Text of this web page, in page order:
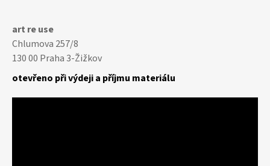
art re use
Chlumova 257/8
130 00 Praha 3-Žižkov
otevřeno při výdeji a příjmu materiálu